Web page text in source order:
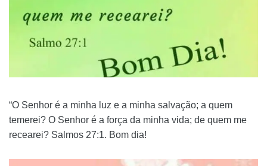
“O Senhor é a minha luz e a minha salvação; a quem
temerei? O Senhor é a força da minha vida; de quem me
recearei? Salmos 27:1. Bom dia!